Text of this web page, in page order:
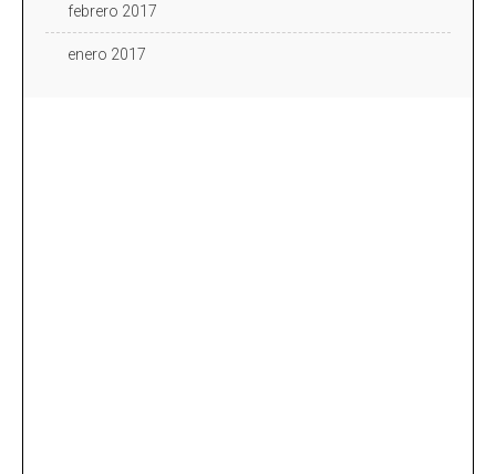
febrero 2017
enero 2017